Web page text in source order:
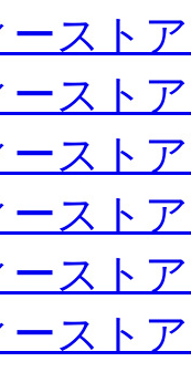
ースト
ースト
ースト
ースト
ースト
ースト